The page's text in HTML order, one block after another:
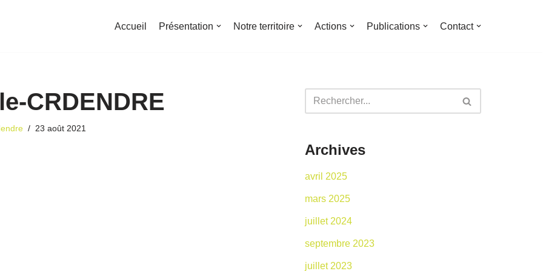
Accueil Présentation Notre territoire Actions Publications Contact
CRDENDRE
23 août 2021
Archives
avril 2025
mars 2025
juillet 2024
septembre 2023
juillet 2023